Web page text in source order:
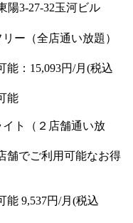
陽3-27-32玉河ビル
ー（全店通い放題）
能：15,093円/月(税込
能
ト（２店舗通い放
舗でご利用可能なお得
能 9,537円/月(税込